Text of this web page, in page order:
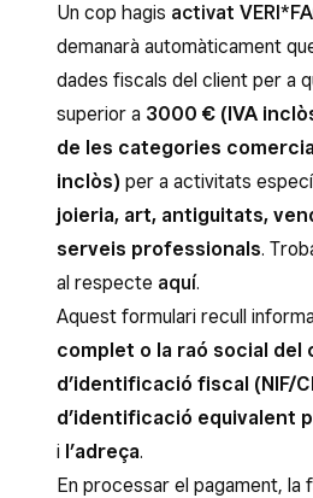
Un cop hagis activat
demanarà automàticament
dades fiscals del client per a
superior a 3000 € (IVA
de les categories
inclòs) per a activitats
joieria, art, antiguitats,
serveis professionals.
al respecte aquí.
Aquest formulari recull
complet o la raó social del
d’identificació fiscal (NIF/
d’identificació equivalent
i l’adreça.
En processar el pagament, la